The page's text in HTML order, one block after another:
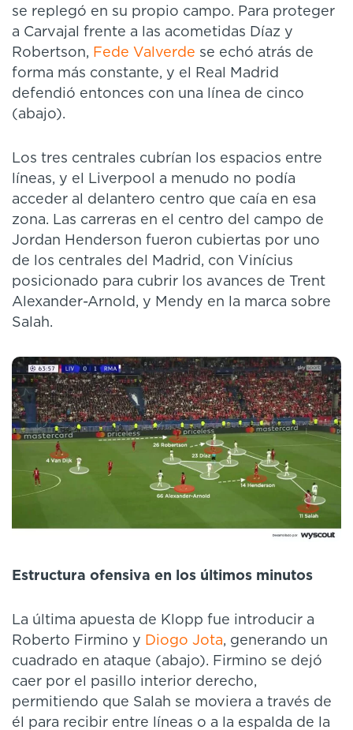
se replegó en su propio campo. Para proteger
a Carvajal frente a las acometidas Díaz y
Robertson, Fede Valverde se echó atrás de
forma más constante, y el Real Madrid
defendió entonces con una línea de cinco
(abajo).
Los tres centrales cubrían los espacios entre
líneas, y el Liverpool a menudo no podía
acceder al delantero centro que caía en esa
zona. Las carreras en el centro del campo de
Jordan Henderson fueron cubiertas por uno
de los centrales del Madrid, con Vinícius
posicionado para cubrir los avances de Trent
Alexander-Arnold, y Mendy en la marca sobre
Salah.
Estructura ofensiva en los últimos minutos
La última apuesta de Klopp fue introducir a
Roberto Firmino y Diogo Jota, generando un
cuadrado en ataque (abajo). Firmino se dejó
caer por el pasillo interior derecho,
permitiendo que Salah se moviera a través de
él para recibir entre líneas o a la espalda de la